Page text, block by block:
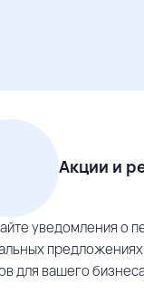
Акции и
уведомления о
для вашего